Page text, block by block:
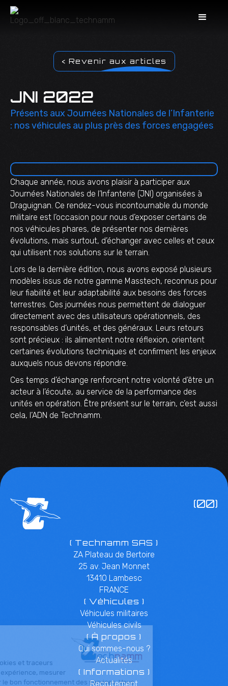
< Revenir aux articles
JNI 2022
Présents aux Journées Nationales de l’Infanterie
: nos véhicules au plus près des forces engagées
Chaque année, nous avons plaisir à participer aux
Journées Nationales de l’Infanterie (JNI) organisées à
Draguignan. Ce rendez-vous incontournable du monde
militaire est l’occasion pour nous d’exposer certains de
nos véhicules phares, de présenter nos dernières
évolutions, mais surtout, d’échanger avec celles et ceux
qui utilisent nos solutions sur le terrain.
Lors de la dernière édition, nous avons exposé plusieurs
modèles issus de notre gamme Masstech, reconnus pour
leur fiabilité et leur adaptabilité aux besoins des forces
terrestres. Ces journées nous permettent de dialoguer
directement avec des utilisateurs opérationnels, des
responsables d’unités, et des généraux. Leurs retours
sont précieux : ils alimentent notre réflexion, orientent
certaines évolutions techniques et confirment les enjeux
auxquels nous devons répondre.
Ces temps d’échange renforcent notre volonté d’être un
acteur à l’écoute, au service de la performance des
unités en opération. Être présent sur le terrain, c’est aussi
cela, l’ADN de Technamm.
(00)
( Technamm SAS )
ZA Plateau de Bertoire
25 av. Jean Monnet
13410 Lambesc
FRANCE
( Véhicules )
Véhicules militaires
Véhicules civils
( À propos )
Qui sommes-nous ?
Actualités
( Informations )
Recrutement